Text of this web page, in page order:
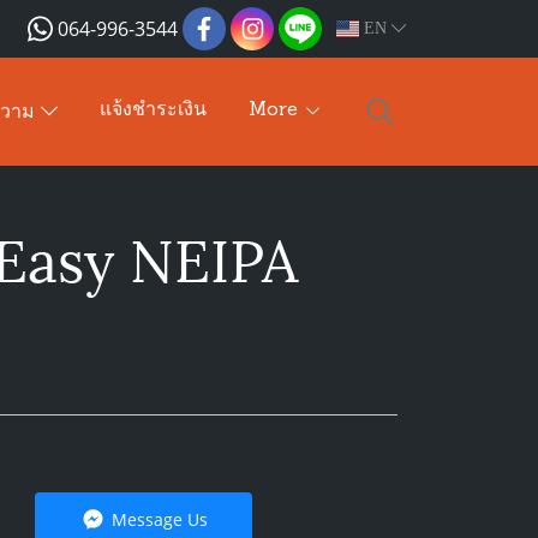
064-996-3544 EN
าม แจ้งชำระเงิน More
NEIPA
Message Us